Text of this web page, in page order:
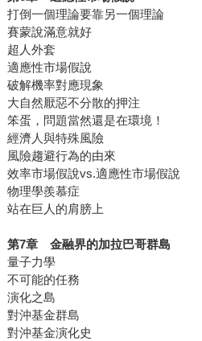
打倒一個理論要靠另一個理論
賽蒙說滿意就好
超人外套
適應性市場假說
破解機率對應現象
大自然厭惡不分散的押注
笨蛋，問題當然還是在環境！
經濟人與特殊風險
風險趨避行為的由來
效率市場假說vs.適應性市場假說
物理學羨慕症
站在巨人的肩膀上
第7章 金融界的加拉巴哥群島
量子力學
不可能的任務
演化之島
對沖基金群島
對沖基金演化史